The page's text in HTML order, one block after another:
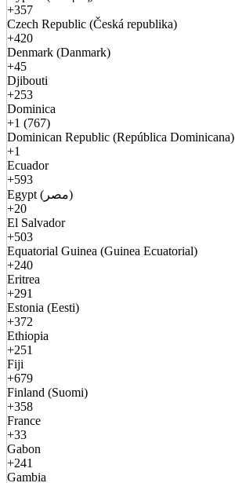
+357
Czech Republic (Česká republika)
+420
Denmark (Danmark)
+45
Djibouti
+253
Dominica
+1 (767)
Dominican Republic (República Dominicana)
+1
Ecuador
+593
Egypt (مصر)
+20
El Salvador
+503
Equatorial Guinea (Guinea Ecuatorial)
+240
Eritrea
+291
Estonia (Eesti)
+372
Ethiopia
+251
Fiji
+679
Finland (Suomi)
+358
France
+33
Gabon
+241
Gambia